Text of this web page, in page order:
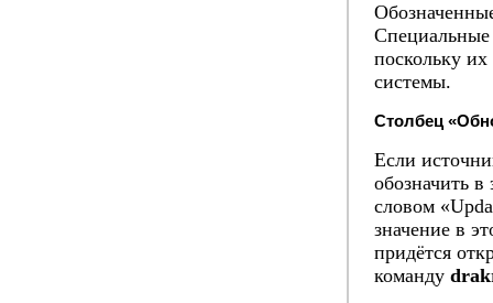
Специальные
поскольку
системы.
Столбец
Если
обозначить
словом
значение в
придётся
команду